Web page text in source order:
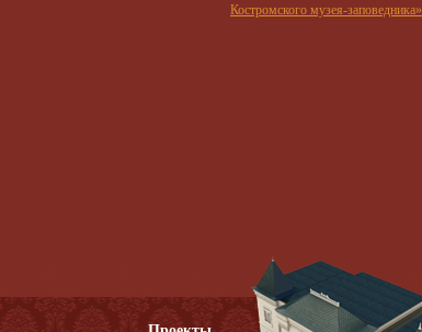
Костромского музея-заповедника»